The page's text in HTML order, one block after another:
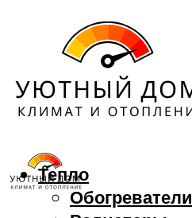
Тепло
Обогреватели